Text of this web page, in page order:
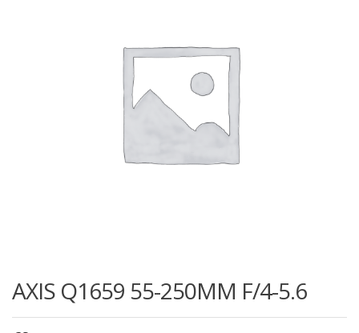
AXIS Q1659 55-250MM F/4-5.6